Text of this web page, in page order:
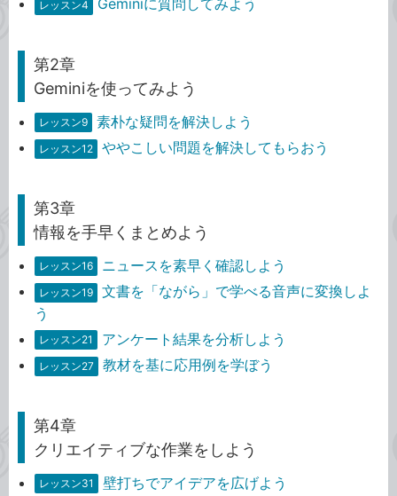
レッスン4 Geminiに質問してみよう
第2章
Geminiを使ってみよう
レッスン9 素朴な疑問を解決しよう
レッスン12 ややこしい問題を解決してもらおう
第3章
情報を手早くまとめよう
レッスン16 ニュースを素早く確認しよう
レッスン19
文書を「ながら」で学べる音声に変換しよ
う
レッスン21 アンケート結果を分析しよう
レッスン27 教材を基に応用例を学ぼう
第4章
クリエイティブな作業をしよう
レッスン31 壁打ちでアイデアを広げよう